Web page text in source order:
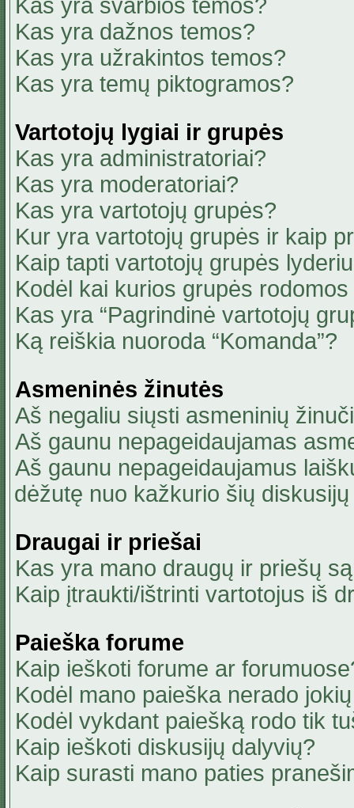
Kas yra svarbios temos?
Kas yra dažnos temos?
Kas yra užrakintos temos?
Kas yra temų piktogramos?
Vartotojų lygiai ir grupės
Kas yra administratoriai?
Kas yra moderatoriai?
Kas yra vartotojų grupės?
Kur yra vartotojų grupės ir kaip
Kaip tapti vartotojų grupės
Kodėl kai kurios grupės
Kas yra “Pagrindinė vartotojų
Ką reiškia nuoroda “Komanda”?
Asmeninės žinutės
Aš negaliu siųsti asmeninių
Aš gaunu nepageidaujamas
Aš gaunu nepageidaujamus
dėžutę nuo kažkurio šių
Draugai ir priešai
Kas yra mano draugų ir priešų
Kaip įtraukti/ištrinti vartotojus iš
Paieška forume
Kaip ieškoti forume ar
Kodėl mano paieška nerado
Kodėl vykdant paiešką rodo tik
Kaip ieškoti diskusijų dalyvių?
Kaip surasti mano paties